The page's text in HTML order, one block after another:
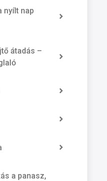
nyílt nap
átadás –
a panasz,